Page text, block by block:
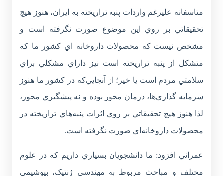
متاسفانه عليرغم واردات پنبه تراريخته به ايران، هنوز هيچ
تحقيقاتي بر روي اين موضوع صورت نگرفته است و
مشخص نيست که محصولات داروخانه اي کشور ما که
متشکل از پنبه تراريخته است نيز داراي مشکلي براي
سلامتي مردم است يا خير؛ از آنجايي‌که در کشور ما هنوز
سرمايه گذاري‌ها، درمان محور بوده و نه پيشگيري محور،
لذا هنوز هيچ تحقيقاتي بر روي اثرات پنبه‌هاي تراريخته در
محصولات داروخانه‌اي صورت نگرفته است.
عمراني افزود: ما دانشجويان بسياري داريم که در علوم
مختلف و مباحث مربوط به مهندسي ژنتيک، بيوشيمي